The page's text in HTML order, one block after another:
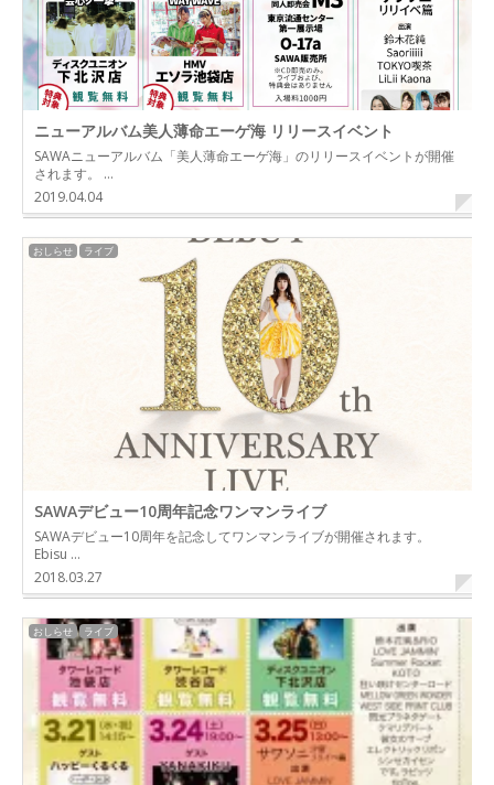
ニューアルバム美人薄命エーゲ海 リリースイベント
SAWAニューアルバム「美人薄命エーゲ海」のリリースイベントが開催
されます。 …
2019.04.04
おしらせ ライブ
SAWAデビュー10周年記念ワンマンライブ
SAWAデビュー10周年を記念してワンマンライブが開催されます。
Ebisu …
2018.03.27
おしらせ ライブ